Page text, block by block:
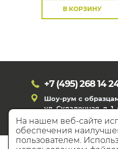
В КОРЗИНУ
+7 (495)268 14
Шоу-рум с
ул. Складочная, д.
На нашем веб-сайте
обеспечения
пользователем.